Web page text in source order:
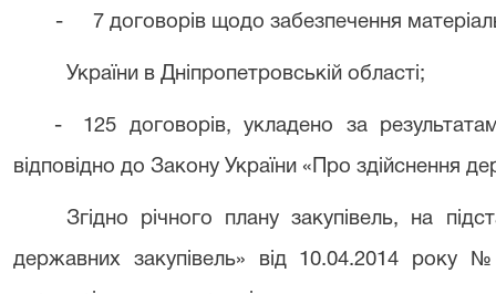
- 7 договорів щодо забезпечення
України в Дніпропетровській області;
- 125 договорів, укладено за
відповідно до Закону України «Про здійснення
Згідно річного плану закупівель, на
державних закупівель» від 10.04.2014 року